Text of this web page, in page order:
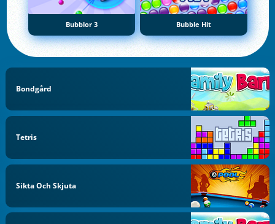
Bubblor 3 Bubble Hit
Bondgård
Tetris
Sikta Och Skjuta